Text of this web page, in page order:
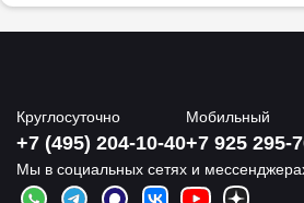
Круглосуточно
+7 (495) 204-10-40
Мобильный
+7 925 295-
Мы в социальных сетях и